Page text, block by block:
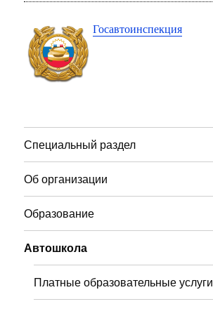
Госавтоинспекция
Специальный раздел
Об организации
Образование
Автошкола
Платные образовательные услуги